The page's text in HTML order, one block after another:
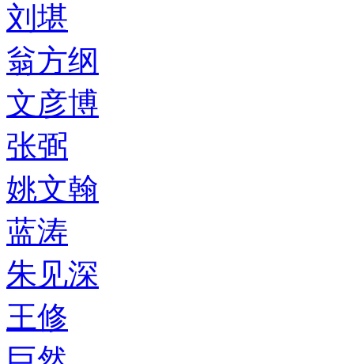
刘堪
翁方纲
文彦博
张弼
姚文翰
蓝涛
朱见深
王修